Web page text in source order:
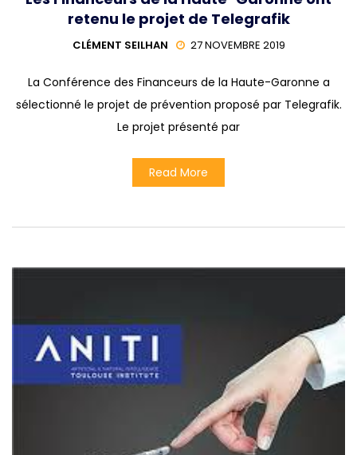
retenu le projet de Telegrafik
CLÉMENT SEILHAN 27 NOVEMBRE 2019
La Conférence des Financeurs de la Haute-Garonne a
sélectionné le projet de prévention proposé par Telegrafik.
Le projet présenté par
Read More